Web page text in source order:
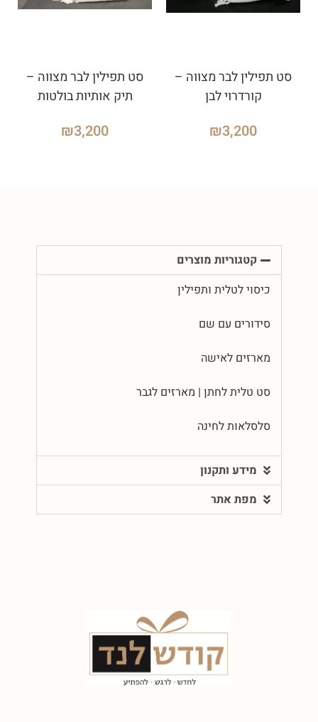
סט תפילין לבר מצווה –
קורדרוי לבן
₪3,200
סט תפילין לבר מצווה –
תיק אותיות בולטות
₪3,200
קטגוריות מוצרים
כיסוי לטלית ותפילין
סידורים עם שם
מארזים לאישה
סט טלית לחתן | מארזים לגבר
סלסלאות לחינה
מידע ותקנון
מפת אתר